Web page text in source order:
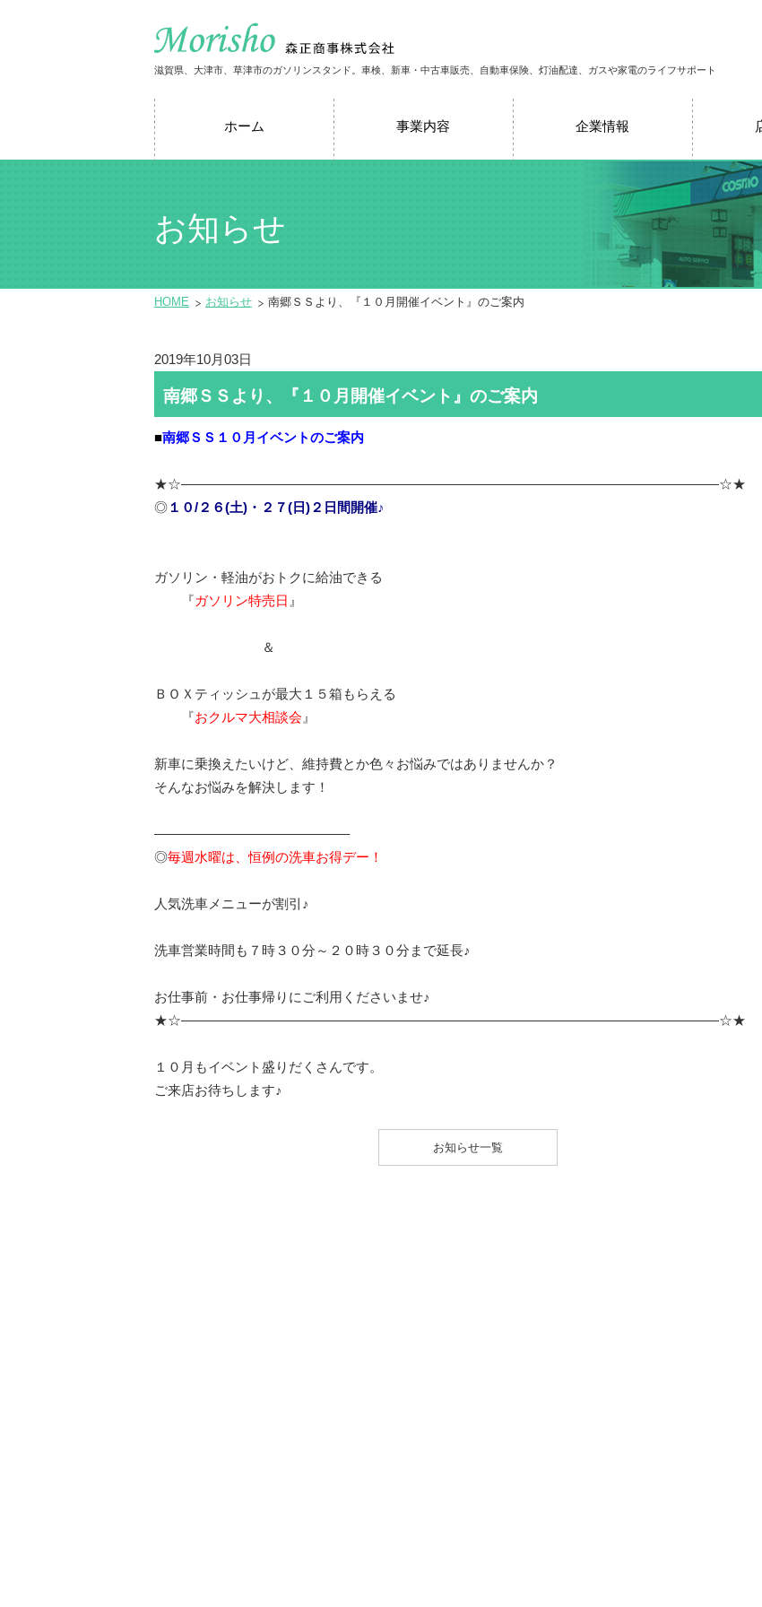
滋賀県、大津市、草津市のガソリンスタンド。車検、新車・中古車販売、自動車保険、灯油配達、ガスや家電のライフサポート
ホーム 事業内容 企業情報
お知らせ
HOME お知らせ 南郷ＳＳより、『１０月開催イベント』のご案内
2019年10月03日
南郷ＳＳより、『１０月開催イベント』のご案内
■南郷ＳＳ１０月イベントのご案内
★☆————————————————————————————————————————☆★
◎ １０/２６(土)・２７(日)２日間開催♪
ガソリン・軽油がおトクに給油できる
『ガソリン特売日 』
＆
ＢＯＸティッシュが最大１５箱もらえる
『おクルマ大相談会 』
新車に乗換えたいけど、維持費とか色々お悩みではありませんか？
そんなお悩みを解決します！
——————————————–
◎毎週水曜は、恒例の洗車お得デー！
人気洗車メニューが割引♪
洗車営業時間も７時３０分～２０時３０分まで延長♪
お仕事前・お仕事帰りにご利用くださいませ♪
★☆————————————————————————————————————————☆★
１０月もイベント盛りだくさんです。
ご来店お待ちします♪
お知らせ一覧